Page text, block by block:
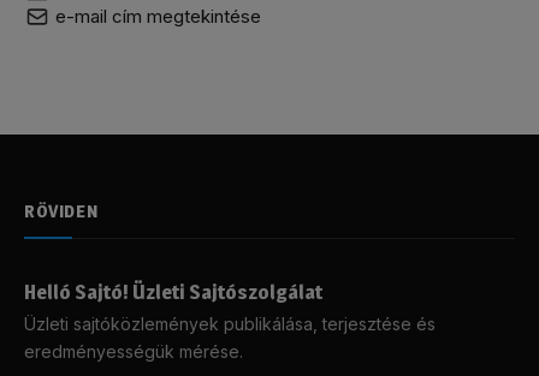
e-mail cím megtekintése
RÖVIDEN
Helló Sajtó! Üzleti Sajtószolgálat
Üzleti sajtóközlemények publikálása, terjesztése és
eredményességük mérése.